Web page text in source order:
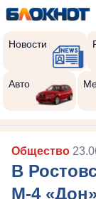
Новости
Авто
Общество
В
М-4